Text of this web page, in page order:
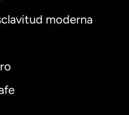
moderna